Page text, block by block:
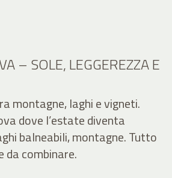
– SOLE, LEGGEREZZA E
montagne, laghi e vigneti.
dove l’estate diventa
balneabili, montagne. Tutto
da combinare.